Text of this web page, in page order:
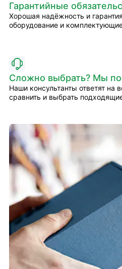
Гарантийные
Хорошая надёжность и
оборудование и
Сложно выбрать? Мы
Наши консультанты ответят на
сравнить и выбрать